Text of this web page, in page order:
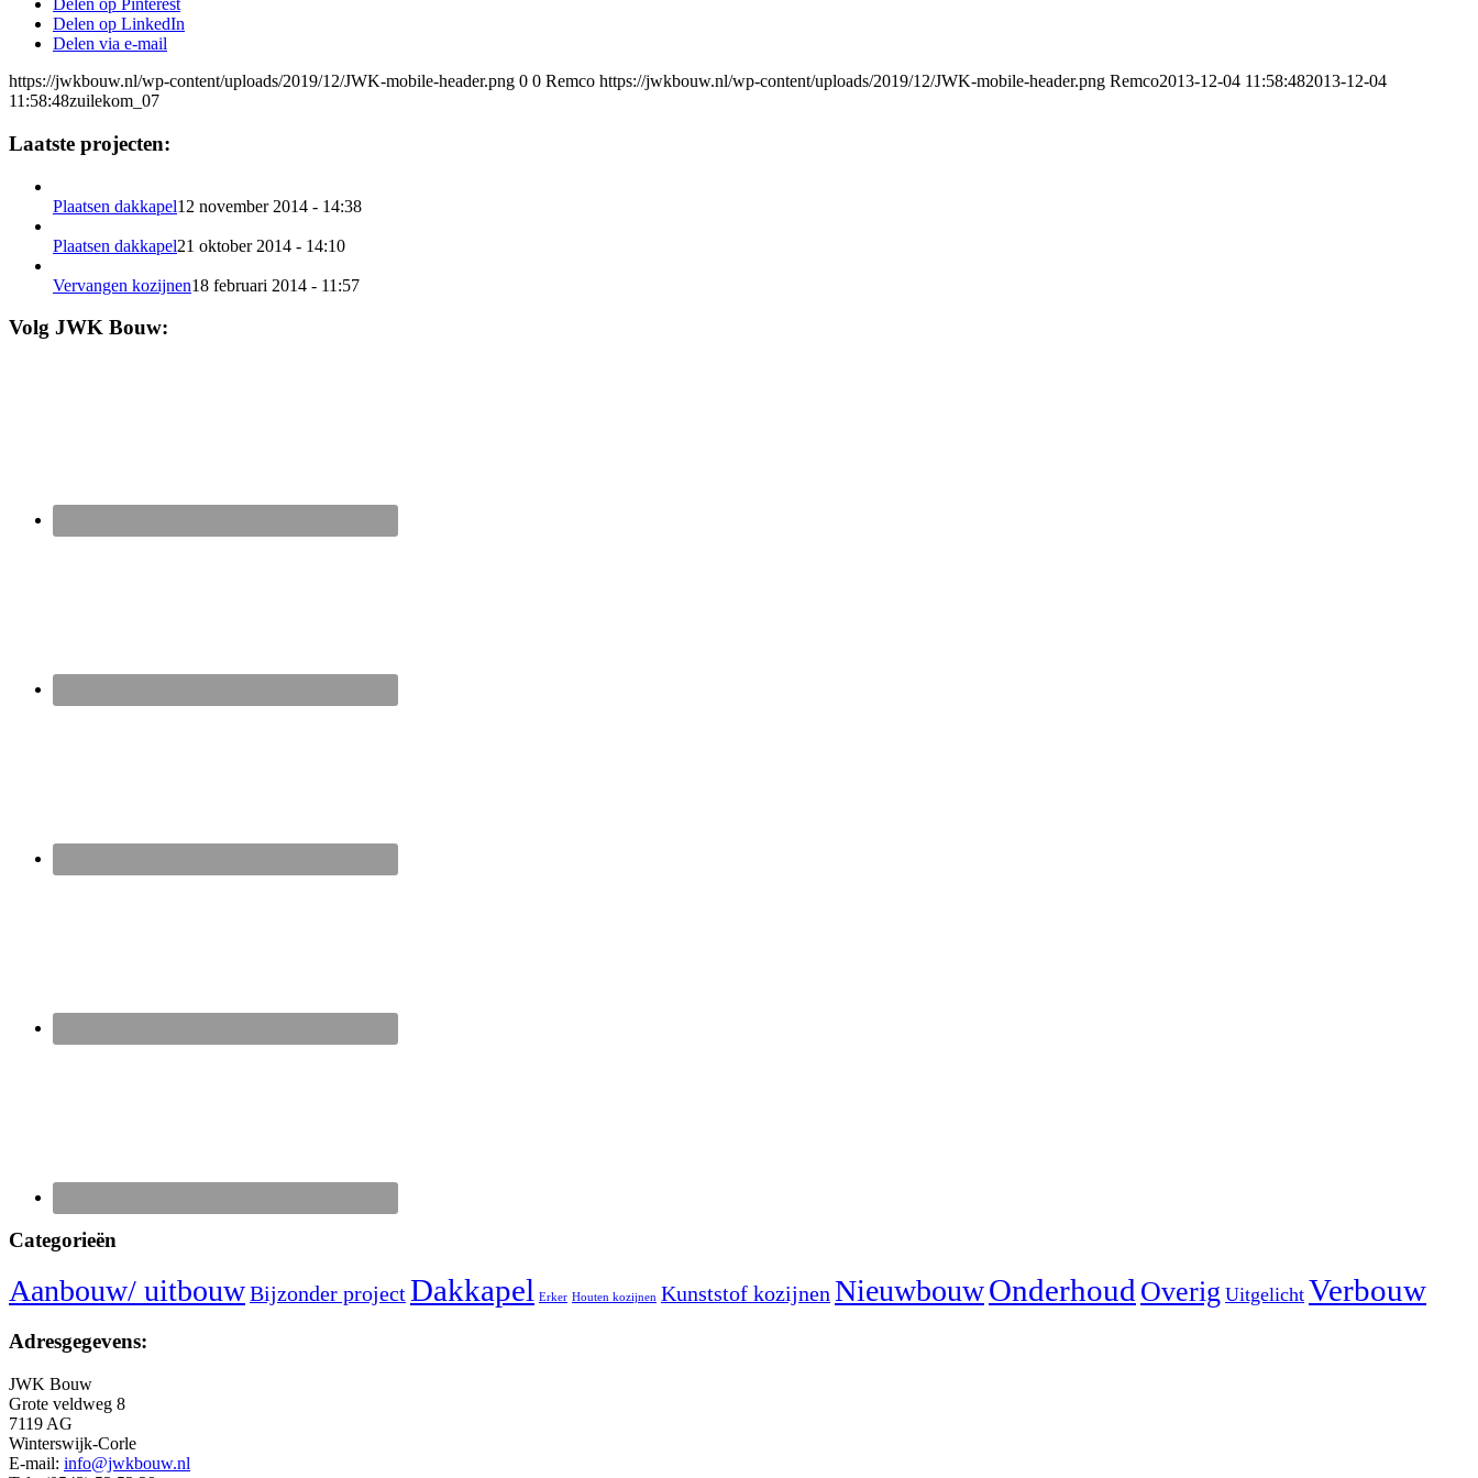
Delen op Pinterest
Delen op LinkedIn
Delen via e-mail
https://jwkbouw.nl/wp-content/uploads/2019/12/JWK-mobile-header.png 0 0 Remco https://jwkbouw.nl/wp-content/uploads/2019/12/JWK-mobile-header.png Remco2013-12-04 11:58:482013-12-04
11:58:48zuilekom_07
Laatste projecten:
Plaatsen dakkapel12 november 2014 - 14:38
Plaatsen dakkapel21 oktober 2014 - 14:10
Vervangen kozijnen18 februari 2014 - 11:57
Volg JWK Bouw:
Categorieën
Aanbouw/ uitbouwBijzonder projectDakkapel Erker Houten kozijnen Kunststof kozijnenNieuwbouwOnderhoud Overig Uitgelicht Verbouw
Adresgegevens:
JWK Bouw
Grote veldweg 8
7119 AG
Winterswijk-Corle
E-mail: info@jwkbouw.nl